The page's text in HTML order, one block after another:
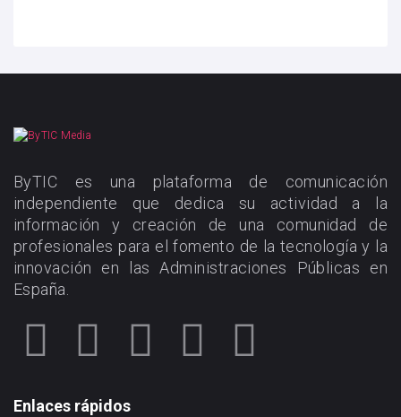
ByTIC es una plataforma de comunicación
independiente que dedica su actividad a la
información y creación de una comunidad de
profesionales para el fomento de la tecnología y la
innovación en las Administraciones Públicas en
España.
Enlaces rápidos